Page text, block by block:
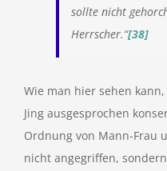
sollte nicht
Herrscher.“[38]
Wie man hier sehen
Jing ausgesprochen
Ordnung von Mann-Frau
nicht angegriffen,